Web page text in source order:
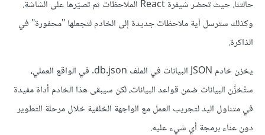
حالتنا. حيث تحضر شيفرة React الملاحظات ثم تصيّرها على الشاشة.
وكذلك سترسل أية ملاحظات جديدة إلى الخادم لتجعلها "محفورة" في
الذاكرة.
يخزن خادم JSON البيانات في الملف db.json. في الواقع العملي،
ستُخزَّن البيانات ضمن قواعد البيانات، لكن سيبقى هذا الخادم أداة مفيدة
في متناول اليد لتجريب العمل مع الواجهة الخلفية خلال مرحلة التطوير
دون عناء برمجة أي شيء عليه.